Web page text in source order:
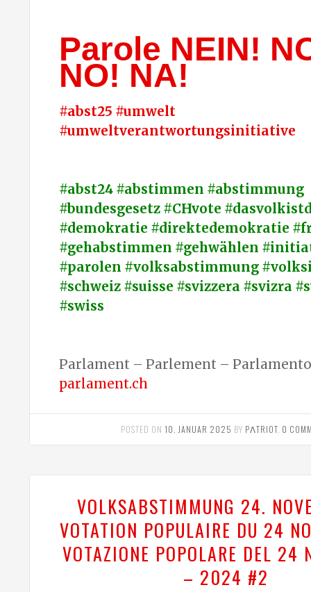
Parole NEIN!
NO! NA!
#abst25 #umwelt
#umweltverantwortungsinitiative
#abst24 #abstimmen #abstimmung
#bundesgesetz #CHvote
#demokratie #direktedemokratie
#gehabstimmen #gehwählen
#parolen #volksabstimmung
#schweiz #suisse #svizzera #svizra
#swiss
Parlament – Parlement –
parlament.ch
POSTED ON10. JANUAR 2025 BY PΛTRIOT 0
VOLKSABSTIMMUNG 24.
VOTATION POPULAIRE DU 24
VOTAZIONE POPOLARE DEL 24
– 2024 #2